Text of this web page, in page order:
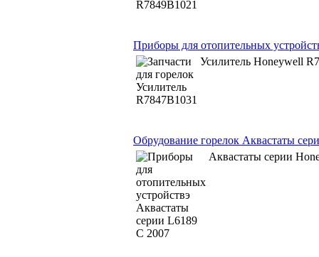
Приборы для отопительных
Усилитель Honeywell
Обрудование горелок Аквастаты
Аквастаты серии